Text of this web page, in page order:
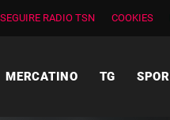
RADIO TSN COOKIES
MERCATINO TG